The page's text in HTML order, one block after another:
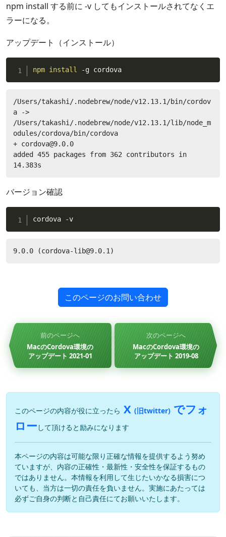
npm install する前に -v してもインストールされてなくエ
ラーになる。
アップデート（インストール）
npm install -g cordova
/Users/takashi/.nodebrew/node/v12.13.1/bin/cordov
a ->
/Users/takashi/.nodebrew/node/v12.13.1/lib/node_m
odules/cordova/bin/cordova
+ cordova@9.0.0
added 455 packages from 362 contributors in
14.383s
バージョン確認
cordova -v
9.0.0 (cordova-lib@9.0.1)
このページのお問い合わせ
前のページへ
MacのCordova環境の
アップデート 2021-01
次のページへ
MacのCordova環境の
アップデート 2019-08
このページの内容が役に立ったら X (旧twitter) でフォ
ロー して頂けると励みになります
本ページの内容は可能な限り正確な情報を提供するよう努め
ていますが、内容の正確性・最新性・安全性を保証するもの
ではありません。本情報を利用して生じたいかなる損害につ
いても、当方は一切の責任を負いません。実施にあたっては
必ずご自身の判断と自己責任にてお願いいたします。